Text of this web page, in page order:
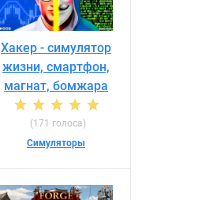
Хакер - симулятор
жизни, смартфон,
магнат, бомжара
(171 голоса)
Симуляторы